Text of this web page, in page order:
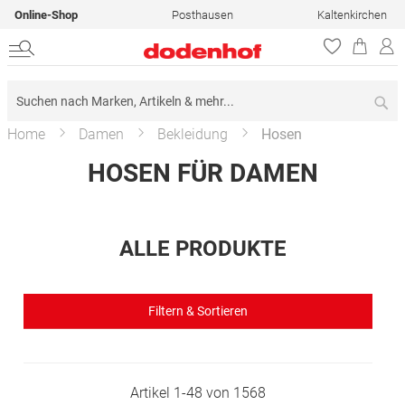
Online-Shop Posthausen Kaltenkirchen
Home Damen Bekleidung Hosen
HOSEN FÜR DAMEN
ALLE PRODUKTE
Filtern & Sortieren
Artikel 1-48 von 1568